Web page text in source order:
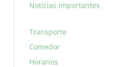
Noticias importantes
Transporte
Comedor
Horarios